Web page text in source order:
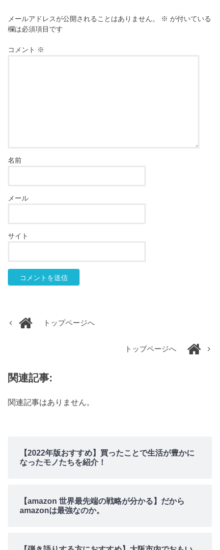
メールアドレスが公開されることはありません。 ※ が付いている
欄は必須項目です
コメント ※
名前
メール
サイト
トップページへ
トップページへ
関連記事:
関連記事はありません。
【2022年版おすすめ】買ったことで生活が豊かに
なったモノたちを紹介！
【amazon 世界最先端の戦略が分かる】だから
amazonは最強なのか。